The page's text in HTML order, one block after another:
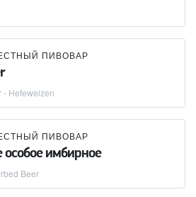
ПИВОВАР
- Hefeweizen
ПИВОВАР
особое имбирное
Beer